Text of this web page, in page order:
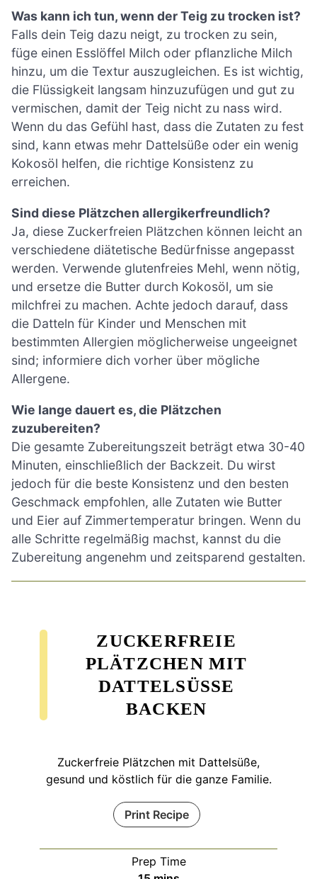
Was kann ich tun, wenn der Teig zu trocken ist?
Falls dein Teig dazu neigt, zu trocken zu sein,
füge einen Esslöffel Milch oder pflanzliche Milch
hinzu, um die Textur auszugleichen. Es ist wichtig,
die Flüssigkeit langsam hinzuzufügen und gut zu
vermischen, damit der Teig nicht zu nass wird.
Wenn du das Gefühl hast, dass die Zutaten zu fest
sind, kann etwas mehr Dattelsüße oder ein wenig
Kokosöl helfen, die richtige Konsistenz zu
erreichen.
Sind diese Plätzchen allergikerfreundlich?
Ja, diese Zuckerfreien Plätzchen können leicht an
verschiedene diätetische Bedürfnisse angepasst
werden. Verwende glutenfreies Mehl, wenn nötig,
und ersetze die Butter durch Kokosöl, um sie
milchfrei zu machen. Achte jedoch darauf, dass
die Datteln für Kinder und Menschen mit
bestimmten Allergien möglicherweise ungeeignet
sind; informiere dich vorher über mögliche
Allergene.
Wie lange dauert es, die Plätzchen
zuzubereiten?
Die gesamte Zubereitungszeit beträgt etwa 30-40
Minuten, einschließlich der Backzeit. Du wirst
jedoch für die beste Konsistenz und den besten
Geschmack empfohlen, alle Zutaten wie Butter
und Eier auf Zimmertemperatur bringen. Wenn du
alle Schritte regelmäßig machst, kannst du die
Zubereitung angenehm und zeitsparend gestalten.
ZUCKERFREIE
PLÄTZCHEN MIT
DATTELSÜSSE B
ACKEN
Zuckerfreie Plätzchen mit Dattelsüße,
gesund und köstlich für die ganze Familie.
Print Recipe
Prep Time